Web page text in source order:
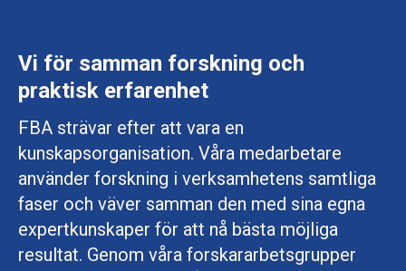
Vi för samman forskning och
praktisk erfarenhet
FBA strävar efter att vara en
kunskapsorganisation. Våra medarbetare
använder forskning i verksamhetens samtliga
faser och väver samman den med sina egna
expertkunskaper för att nå bästa möjliga
resultat. Genom våra forskararbetsgrupper